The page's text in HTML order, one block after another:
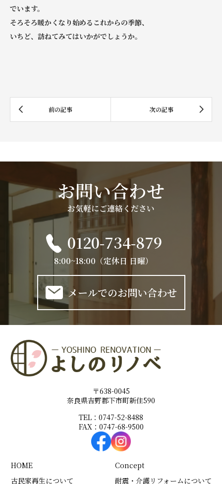
でいます。
そろそろ暖かくなり始めるこれからの季節、
いちど、訪ねてみてはいかがでしょうか。
お問い合わせ
お気軽にご連絡ください
0120-734-879
8:00~18:00（定休日 日曜）
メールでのお問い合わせ
〒638-0045
奈良県吉野郡下市町新住590
TEL：0747-52-8488
FAX：0747-68-9500
HOME
Concept
古民家再生について
耐震・介護リフォームについて